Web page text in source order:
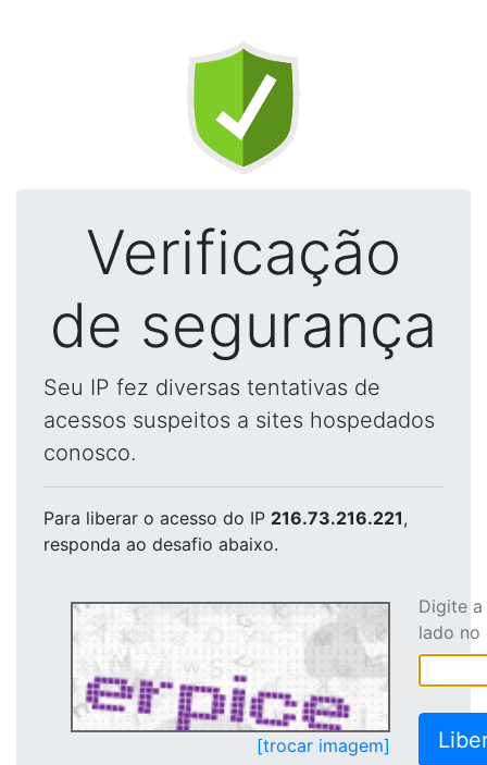
Verificação
de segurança
Seu IP fez diversas tentativas de
acessos suspeitos a sites hospedados
conosco.
Para liberar o acesso do IP 216.73.216.221,
responda ao desafio abaixo.
[trocar imagem]
Digite
lado no